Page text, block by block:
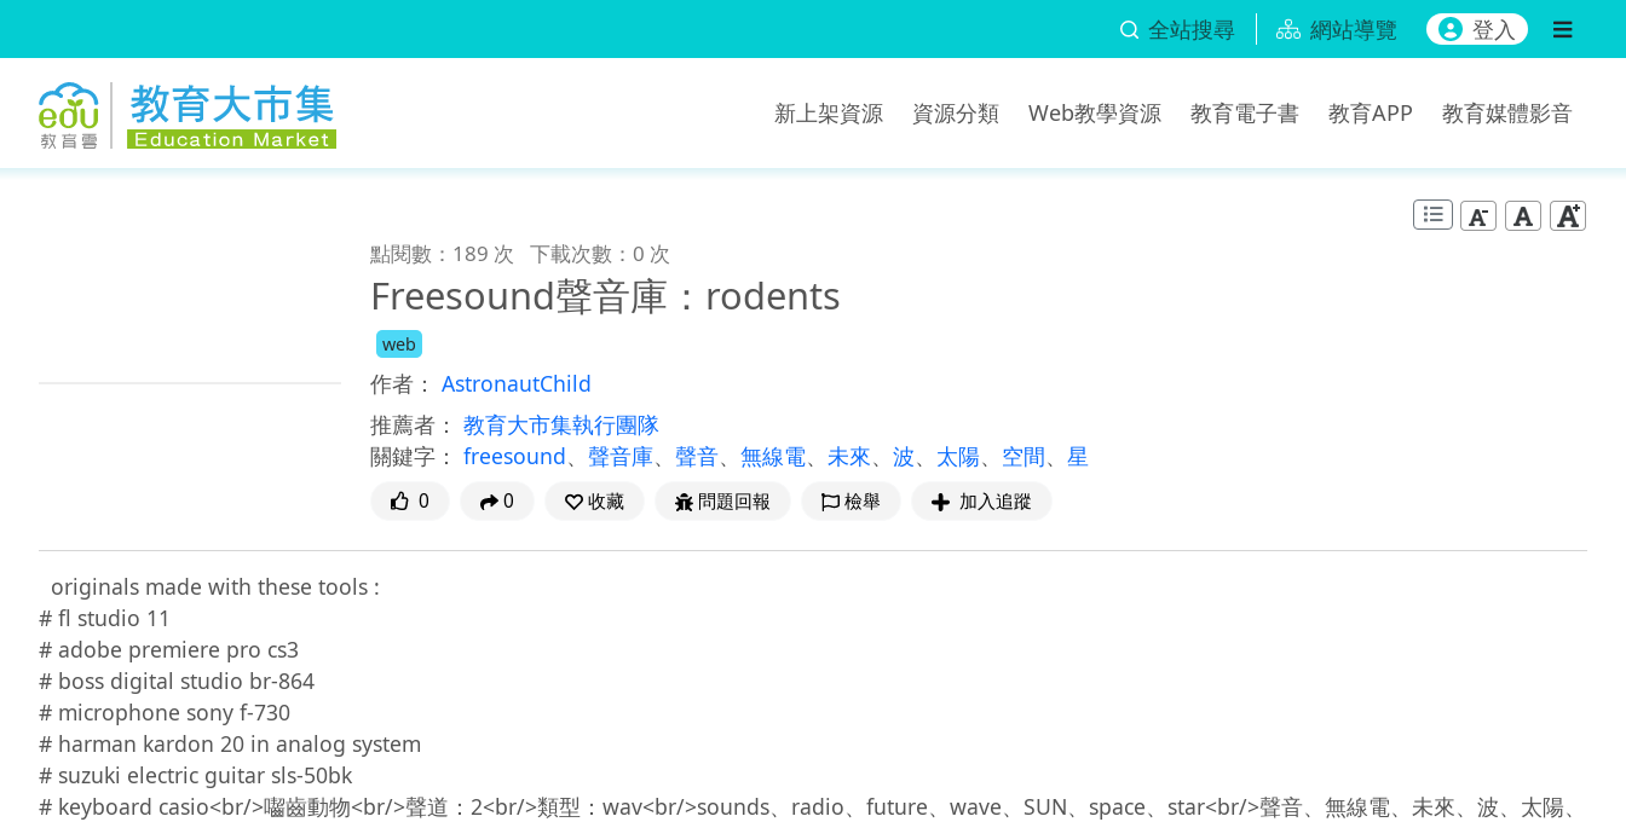
全站搜尋 網站導覽 登入
新上架資源 資源分類 Web教學資源 教育電子書 教育APP 教育媒體影音
點閱數：189 次 下載次數：0 次
Freesound聲音庫：rodents
web
作者： AstronautChild
推薦者： 教育大市集執行團隊
關鍵字： freesound、 聲音庫、 聲音、 無線電、 未來、 波、 太陽、 空間、 星
0 0 收藏 問題回報 檢舉 加入追蹤
# fl studio 11
# adobe premiere pro cs3
# boss digital studio br-864
# microphone sony f-730
# harman kardon 20 in analog system
# suzuki electric guitar sls-50bk
# keyboard casio<br/>囓齒動物<br/>聲道：2<br/>類型：wav<br/>sounds、radio、future、wave、SUN、space、star<br/>聲音、無線電、未來、波、太陽、